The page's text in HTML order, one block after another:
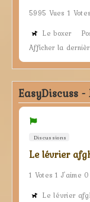
5995 Vues 1
Le boxer
Afficher la
EasyDiscuss
Discussions
Le lévrier
1 Votes 1 J'aime
Le lévrier